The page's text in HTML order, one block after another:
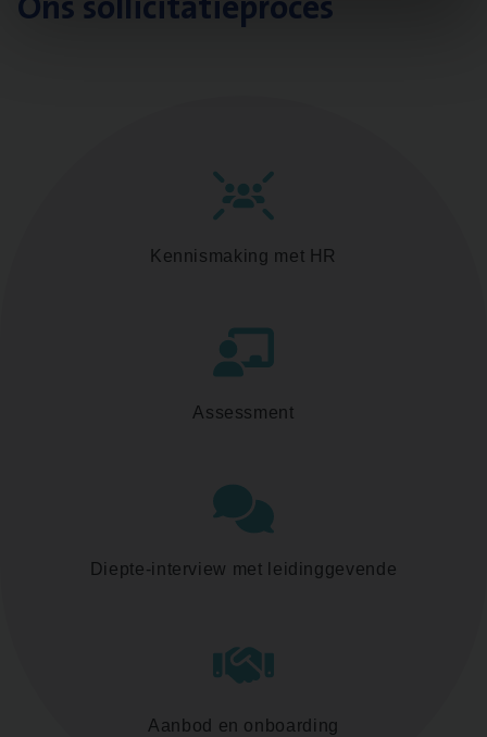
Kennismaking met HR
Assessment
Diepte-interview met leidinggevende
Aanbod en onboarding